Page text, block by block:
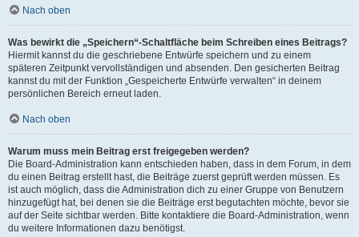
Nach oben
Was bewirkt die „Speichern“-Schaltfläche beim Schreiben eines Beitrags?
Hiermit kannst du die geschriebene Entwürfe speichern und zu einem
späteren Zeitpunkt vervollständigen und absenden. Den gesicherten Beitrag
kannst du mit der Funktion „Gespeicherte Entwürfe verwalten“ in deinem
persönlichen Bereich erneut laden.
Nach oben
Warum muss mein Beitrag erst freigegeben werden?
Die Board-Administration kann entschieden haben, dass in dem Forum, in dem
du einen Beitrag erstellt hast, die Beiträge zuerst geprüft werden müssen. Es
ist auch möglich, dass die Administration dich zu einer Gruppe von Benutzern
hinzugefügt hat, bei denen sie die Beiträge erst begutachten möchte, bevor sie
auf der Seite sichtbar werden. Bitte kontaktiere die Board-Administration, wenn
du weitere Informationen dazu benötigst.